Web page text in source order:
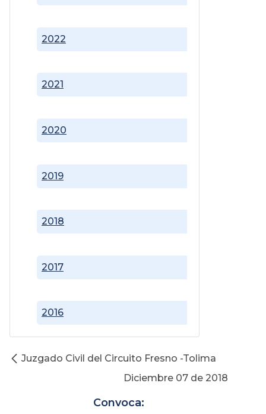
2016
2017
2018
2019
2020
2021
2022
Juzgado Civil del Circuito Fresno -Tolima
Diciembre 07 de 2018
Convoca: